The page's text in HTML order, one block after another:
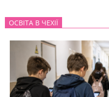
ОСВІТА В ЧЕХІЇ